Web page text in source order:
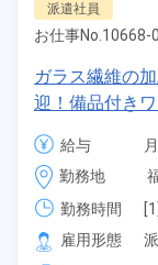
こだわり
タグ
派遣社員
お仕事No. 10668-
ガラス繊維の
迎！備品付き
業＆休出少な
度あり！《福
給与
勤務地
勤務時間
雇用形態